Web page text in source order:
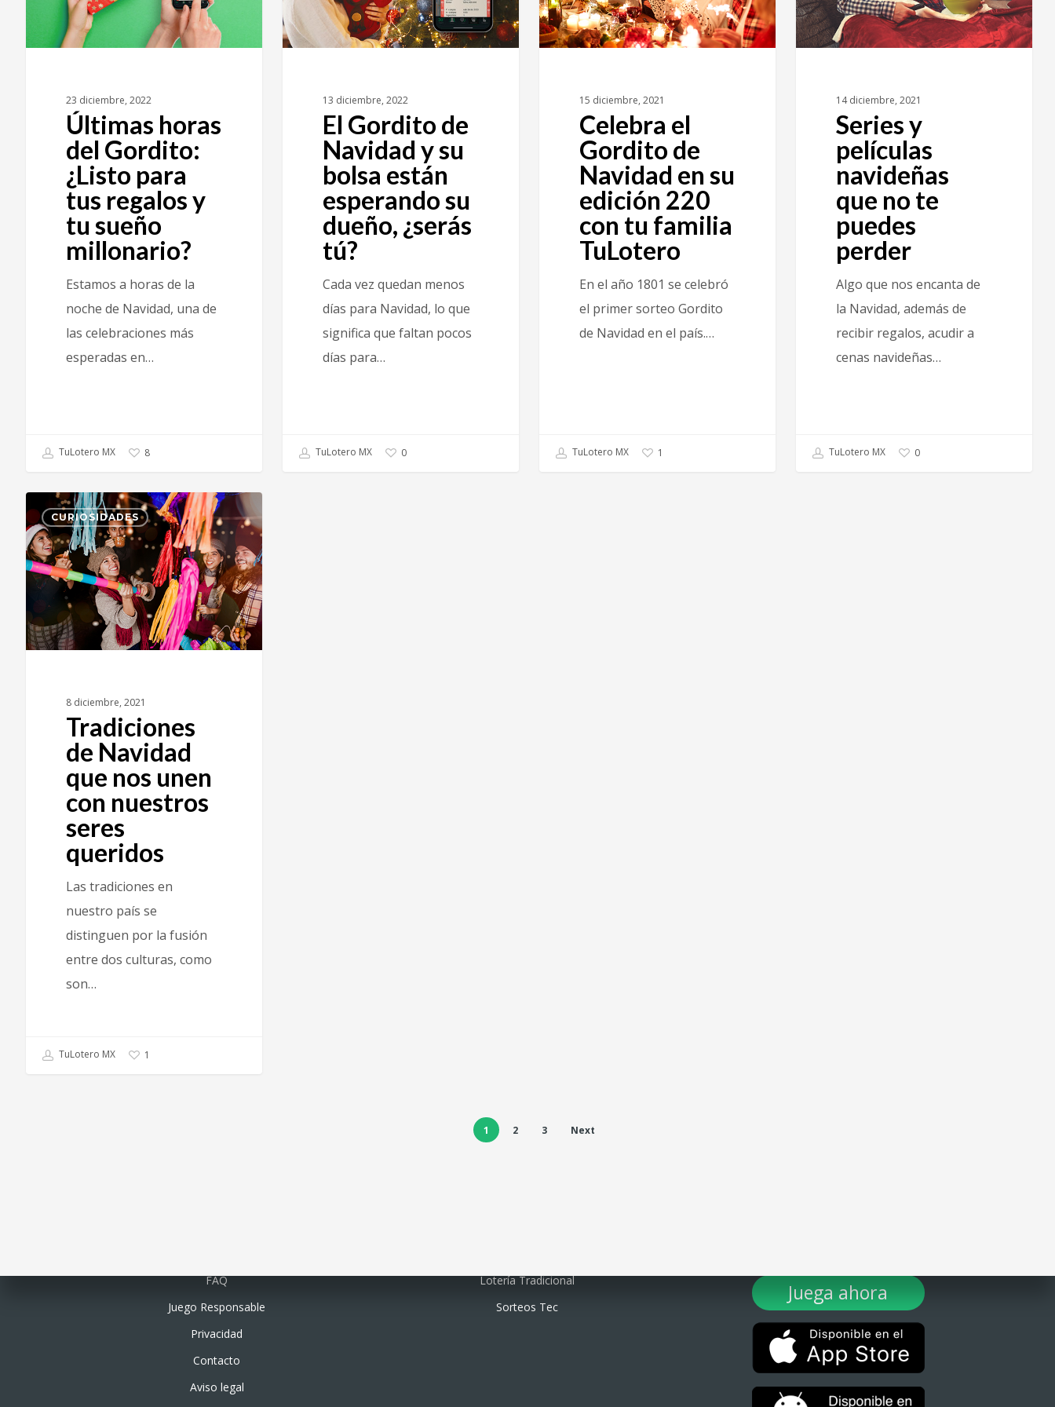
23 diciembre, 2022
Últimas horas
del Gordito:
¿Listo para
tus regalos y
tu sueño
millonario?
Estamos a horas de la
noche de Navidad, una de
las celebraciones más
esperadas en…
TuLotero MX 8
13 diciembre, 2022
El Gordito de
Navidad y su
bolsa están
esperando su
dueño, ¿serás
tú?
Cada vez quedan menos
días para Navidad, lo que
significa que faltan pocos
días para…
TuLotero MX 0
15 diciembre, 2021
Celebra el
Gordito de
Navidad en su
edición 220
con tu familia
TuLotero
En el año 1801 se celebró
el primer sorteo Gordito
de Navidad en el país.…
TuLotero MX 1
14 diciembre, 2021
Series y
películas
navideñas
que no te
puedes
perder
Algo que nos encanta de
la Navidad, además de
recibir regalos, acudir a
cenas navideñas…
TuLotero MX 0
CURIOSIDADES
8 diciembre, 2021
Tradiciones
de Navidad
que nos unen
con nuestros
seres
queridos
Las tradiciones en
nuestro país se
distinguen por la fusión
entre dos culturas, como
son…
TuLotero MX 1
1 2 3 Next
FAQ
Juego Responsable
Privacidad
Contacto
Aviso legal
Lotería Tradicional
Sorteos Tec
Juega ahora